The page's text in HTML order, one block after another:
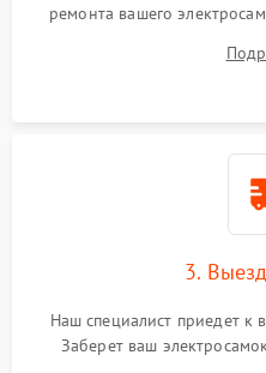
ремонта вашего
3.
Наш специалист приедет к
Заберет ваш